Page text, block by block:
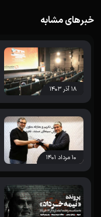
خبرهای مشابه
۱۸ آذر ۱۴۰۳
۱۰ مرداد ۱۴۰۱